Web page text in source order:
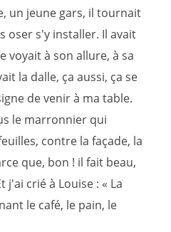
un jeune gars, il tournait
oser s'y installer. Il avait
voyait à son allure, à sa
la dalle, ça aussi, ça se
de venir à ma table.
le marronnier qui
contre la façade, la
que, bon ! il fait beau,
j'ai crié à Louise : « La
le café, le pain, le